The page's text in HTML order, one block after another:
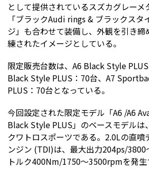
として提供されているスズカグレーメ
「ブラックAudi rings & ブラックスタ
ジ」も合わせて装備し、外観を引き
練されたイメージとしている。
限定販売台数は、A6 Black Style
Black Style PLUS：70台、A7
PLUS：70台となっている。
今回設定された限定モデル「A6 /A6
Black Style PLUS」のベースモデルは
クワトロスポーツである。2.0Lの直噴
ンジン (TDI)は、最大出力204ps/
トルク400Nm/1750〜3500rpmを発生